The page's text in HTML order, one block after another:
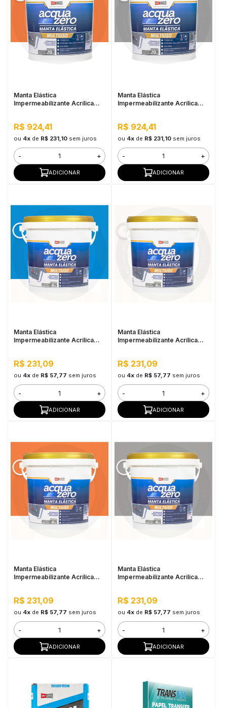
Manta Elástica
Impermeabilizante Acrílica
R$ 924,41
ou 4xde R$ 231,10 sem juros
- +
ADICIONAR
Manta Elástica
Impermeabilizante Acrílica
R$ 924,41
ou 4xde R$ 231,10 sem juros
- +
ADICIONAR
Manta Elástica
Impermeabilizante Acrílica
R$ 231,09
ou 4xde R$ 57,77 sem juros
- +
ADICIONAR
Manta Elástica
Impermeabilizante Acrílica
R$ 231,09
ou 4xde R$ 57,77 sem juros
- +
ADICIONAR
Manta Elástica
Impermeabilizante Acrílica
R$ 231,09
ou 4xde R$ 57,77 sem juros
- +
ADICIONAR
Manta Elástica
Impermeabilizante Acrílica
R$ 231,09
ou 4xde R$ 57,77 sem juros
- +
ADICIONAR